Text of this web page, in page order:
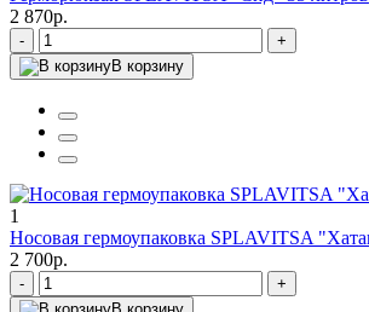
2 870р.
-
+
В корзину
1
Носовая гермоупаковка SPLAVITSA
2 700р.
-
+